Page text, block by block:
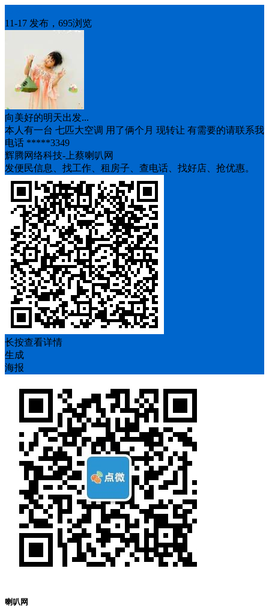
11-17 发布，695浏览
向美好的明天出发...
本人有一台 七匹大空调 用了俩个月 现转让 有需要的请联系我
电话 *****3349
辉腾网络科技-上蔡喇叭网
发便民信息、找工作、租房子、查电话、找好店、抢优惠。
长按查看详情
生成
海报
喇叭网